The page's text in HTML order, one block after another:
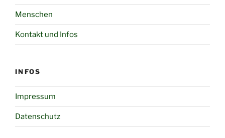
Menschen
Kontakt und Infos
INFOS
Impressum
Datenschutz